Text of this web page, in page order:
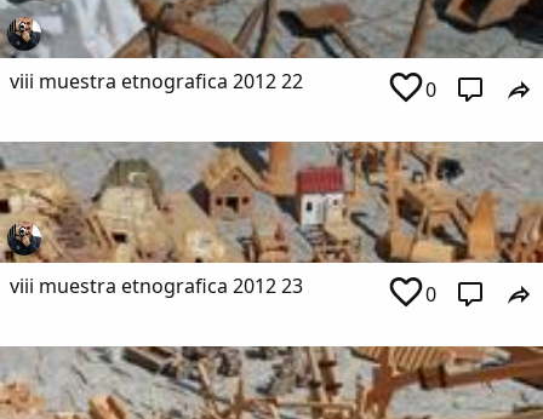
viii muestra etnografica 2012 22 0
viii muestra etnografica 2012 23 0